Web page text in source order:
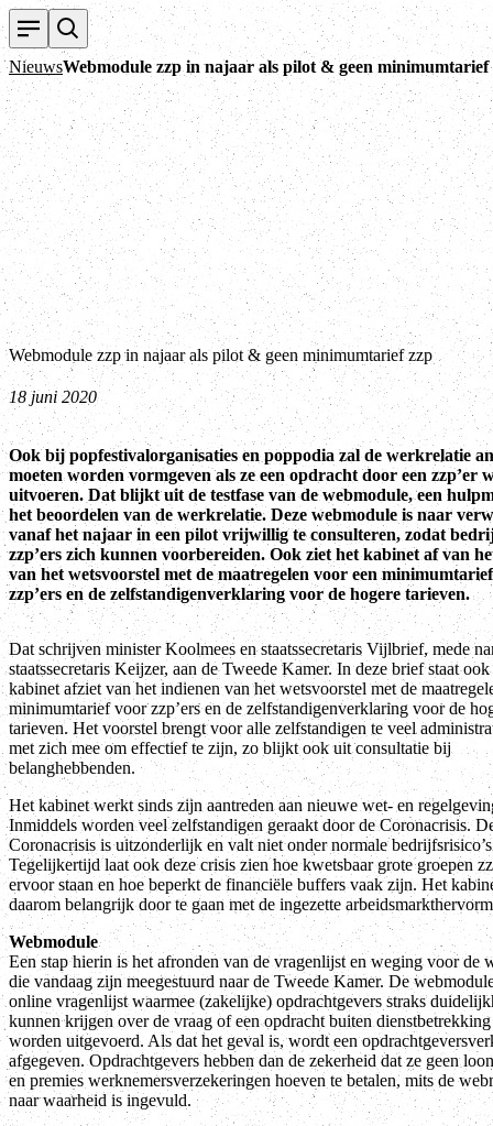
NieuwsWebmodule zzp in najaar als pilot & geen minimumtarief
Webmodule zzp in najaar als pilot & geen minimumtarief zzp
18 juni 2020
Ook bij popfestivalorganisaties en poppodia zal de werkrelatie
moeten worden vormgeven als ze een opdracht door een zzp’er
uitvoeren. Dat blijkt uit de testfase van de webmodule, een
het beoordelen van de werkrelatie. Deze webmodule is naar
vanaf het najaar in een pilot vrijwillig te consulteren, zodat
zzp’ers zich kunnen voorbereiden. Ook ziet het kabinet af van
van het wetsvoorstel met de maatregelen voor een
zzp’ers en de zelfstandigenverklaring voor de hogere tarieven.
Dat schrijven minister Koolmees en staatssecretaris Vijlbrief, mede
staatssecretaris Keijzer, aan de Tweede Kamer. In deze brief staat
kabinet afziet van het indienen van het wetsvoorstel met de
minimumtarief voor zzp’ers en de zelfstandigenverklaring voor de
tarieven. Het voorstel brengt voor alle zelfstandigen te veel
met zich mee om effectief te zijn, zo blijkt ook uit consultatie bij
belanghebbenden.
Het kabinet werkt sinds zijn aantreden aan nieuwe wet- en
Inmiddels worden veel zelfstandigen geraakt door de Coronacrisis.
Coronacrisis is uitzonderlijk en valt niet onder normale
Tegelijkertijd laat ook deze crisis zien hoe kwetsbaar grote groepen
ervoor staan en hoe beperkt de financiële buffers vaak zijn. Het
daarom belangrijk door te gaan met de ingezette
Webmodule
Een stap hierin is het afronden van de vragenlijst en weging voor de
die vandaag zijn meegestuurd naar de Tweede Kamer. De
online vragenlijst waarmee (zakelijke) opdrachtgevers straks
kunnen krijgen over de vraag of een opdracht buiten
worden uitgevoerd. Als dat het geval is, wordt een
afgegeven. Opdrachtgevers hebben dan de zekerheid dat ze geen
en premies werknemersverzekeringen hoeven te betalen, mits de
naar waarheid is ingevuld.